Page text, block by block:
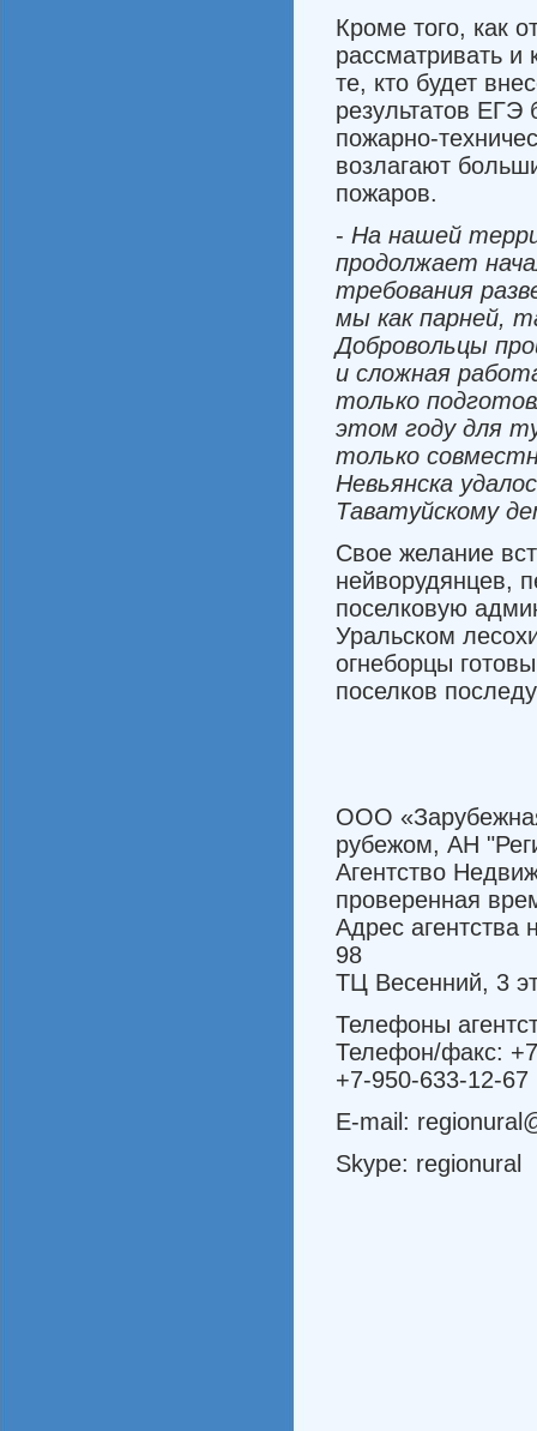
Кроме того, как
рассматри­вать и
те, кто будет
результатов ЕГЭ
пожарно-
возлагают
пожаров.
- На нашей
продолжает
требования
мы как парней,
Добровольцы
и сложная
только подго­
этом году для
только
Невьянска
Таватуйскому
Свое желание
нейворудянцев,
поселковую
Уральском
огнеборцы
поселков
ООО
рубежом, АН
Агентство
проверенная
Адрес агентства
98
ТЦ Весенний, 3
Телефоны
Телефон/факс:
+7-950-633-12-67
E-mail:
Skype: regionural